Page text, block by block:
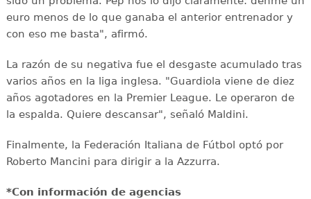
euro menos de lo que ganaba el anterior entrenador y
con eso me basta", afirmó.
La razón de su negativa fue el desgaste acumulado tras
varios años en la liga inglesa. "Guardiola viene de diez
años agotadores en la Premier League. Le operaron de
la espalda. Quiere descansar", señaló Maldini.
Finalmente, la Federación Italiana de Fútbol optó por
Roberto Mancini para dirigir a la Azzurra.
*Con información de agencias